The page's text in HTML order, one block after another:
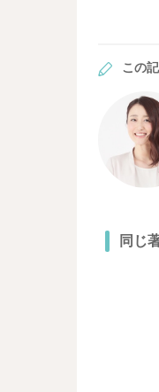
この
同じ